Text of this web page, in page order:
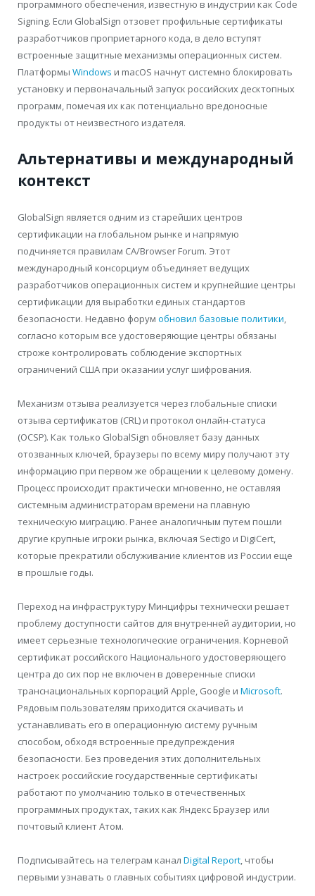
программного обеспечения, известную в индустрии как Code
Signing. Если GlobalSign отзовет профильные сертификаты
разработчиков проприетарного кода, в дело вступят
встроенные защитные механизмы операционных систем.
Платформы Windows и macOS начнут системно блокировать
установку и первоначальный запуск российских десктопных
программ, помечая их как потенциально вредоносные
продукты от неизвестного издателя.
Альтернативы и международный
контекст
GlobalSign является одним из старейших центров
сертификации на глобальном рынке и напрямую
подчиняется правилам CA/Browser Forum. Этот
международный консорциум объединяет ведущих
разработчиков операционных систем и крупнейшие центры
сертификации для выработки единых стандартов
безопасности. Недавно форум обновил базовые политики,
согласно которым все удостоверяющие центры обязаны
строже контролировать соблюдение экспортных
ограничений США при оказании услуг шифрования.
Механизм отзыва реализуется через глобальные списки
отзыва сертификатов (CRL) и протокол онлайн-статуса
(OCSP). Как только GlobalSign обновляет базу данных
отозванных ключей, браузеры по всему миру получают эту
информацию при первом же обращении к целевому домену.
Процесс происходит практически мгновенно, не оставляя
системным администраторам времени на плавную
техническую миграцию. Ранее аналогичным путем пошли
другие крупные игроки рынка, включая Sectigo и DigiCert,
которые прекратили обслуживание клиентов из России еще
в прошлые годы.
Переход на инфраструктуру Минцифры технически решает
проблему доступности сайтов для внутренней аудитории, но
имеет серьезные технологические ограничения. Корневой
сертификат российского Национального удостоверяющего
центра до сих пор не включен в доверенные списки
транснациональных корпораций Apple, Google и Microsoft.
Рядовым пользователям приходится скачивать и
устанавливать его в операционную систему ручным
способом, обходя встроенные предупреждения
безопасности. Без проведения этих дополнительных
настроек российские государственные сертификаты
работают по умолчанию только в отечественных
программных продуктах, таких как Яндекс Браузер или
почтовый клиент Атом.
Подписывайтесь на телеграм канал Digital Report, чтобы
первыми узнавать о главных событиях цифровой индустрии.